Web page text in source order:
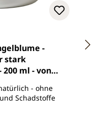
von 5 von 5
-
stark
ml - von
- ohne
Schadstoffe
2er-